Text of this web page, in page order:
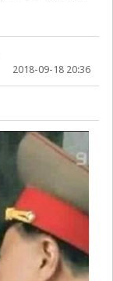
2018-09-18 20:36